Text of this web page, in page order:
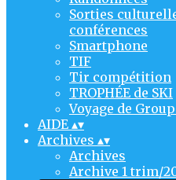
Sorties
conférences
Smartphone
TIF
Tir compétition
TROPHÉE de SKI
Voyage de
AIDE ▴▾
Archives ▴▾
Archives
Archive 1 trim/